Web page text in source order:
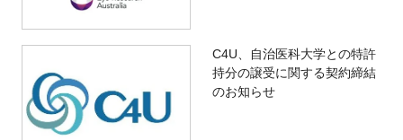
C4U、自治医科大学との特許
持分の譲受に関する契約締結
のお知らせ